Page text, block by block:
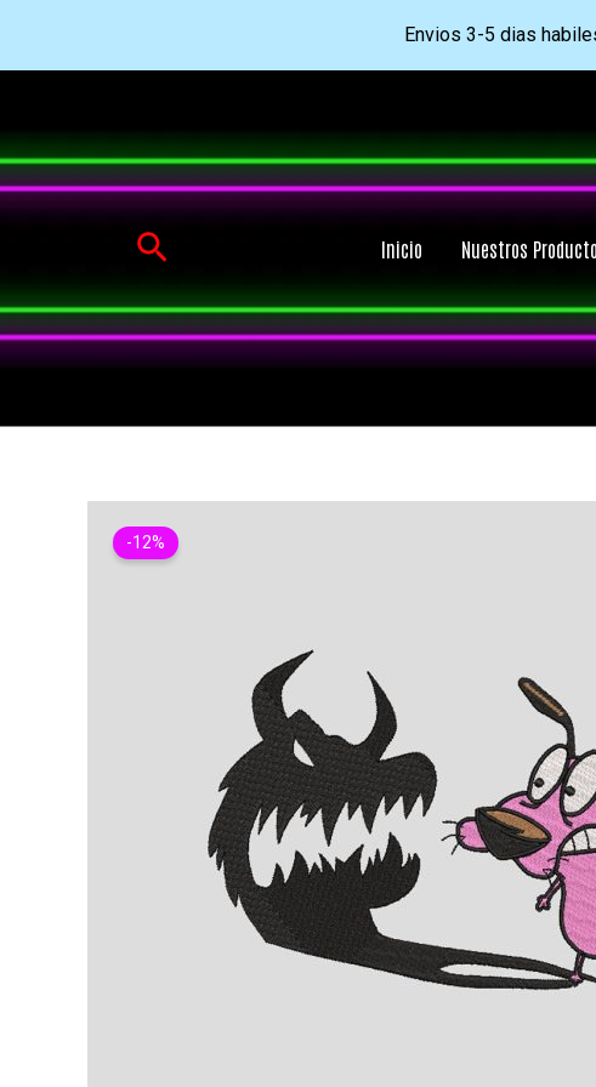
Envios 3-5 dias
contenido
Buscar Inicio Nuestros
-12%